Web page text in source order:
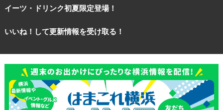
イーツ・ドリンク初夏限定登場！
いいね！して更新情報を受け取る！